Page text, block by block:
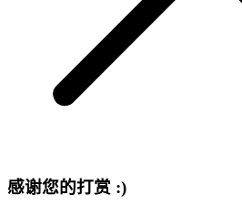
感谢您的打赏 :)